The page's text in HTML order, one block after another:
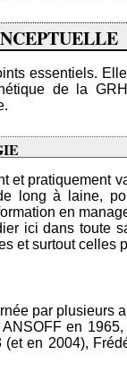
essentiels.
de la
et pratiquement
long à laine,
en
ici dans toute
et surtout celles
par plusieurs
en
en 2004),